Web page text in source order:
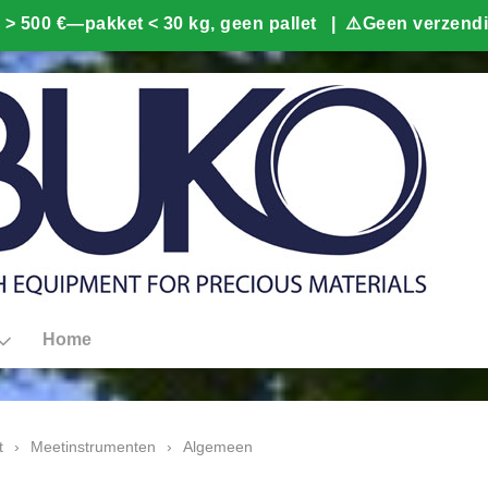
Home
› Meetinstrumenten › Algemeen